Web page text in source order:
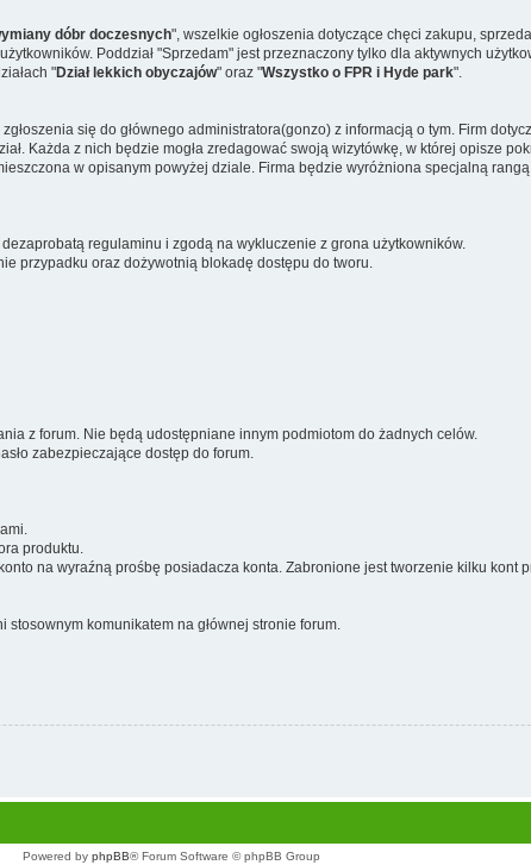
dóbr doczesnych", wszelkie ogłoszenia dotyczące chęci zakupu,
Poddział "Sprzedam" jest przeznaczony tylko dla aktywnych
"Dział lekkich obyczajów" oraz "Wszystko o FPR i Hyde park".
się do głównego administratora(gonzo) z informacją o tym. Firm
Każda z nich będzie mogła zredagować swoją wizytówkę, w której opisze
w opisanym powyżej dziale. Firma będzie wyróżniona specjalną
regulaminu i zgodą na wykluczenie z grona użytkowników.
przypadku oraz dożywotnią blokadę dostępu do tworu.
z forum. Nie będą udostępniane innym podmiotom do żadnych celów.
zabezpieczające dostęp do forum.
produktu.
na wyraźną prośbę posiadacza konta. Zabronione jest tworzenie kilku kont
komunikatem na głównej stronie forum.
Powered by phpBB® Forum Software © phpBB Group